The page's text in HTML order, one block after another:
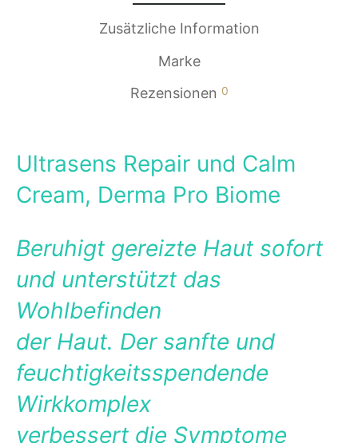
Zusätzliche Information
Marke
Rezensionen 0
Ultrasens Repair und Calm
Cream, Derma Pro Biome
Beruhigt gereizte Haut sofort
und unterstützt das
Wohlbefinden
der Haut. Der sanfte und
feuchtigkeitsspendende
Wirkkomplex
verbessert die Symptome